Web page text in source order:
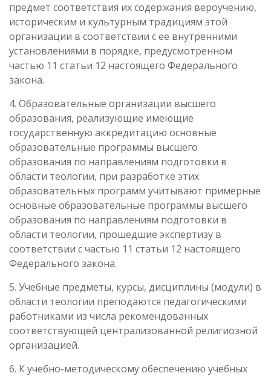
предмет соответствия их содержания вероучению,
историческим и культурным традициям этой
организации в соответствии с ее внутренними
установлениями в порядке, предусмотренном
частью 11 статьи 12 настоящего Федерального
закона.
4. Образовательные организации высшего
образования, реализующие имеющие
государственную аккредитацию основные
образовательные программы высшего
образования по направлениям подготовки в
области теологии, при разработке этих
образовательных программ учитывают примерные
основные образовательные программы высшего
образования по направлениям подготовки в
области теологии, прошедшие экспертизу в
соответствии с частью 11 статьи 12 настоящего
Федерального закона.
5. Учебные предметы, курсы, дисциплины (модули) в
области теологии преподаются педагогическими
работниками из числа рекомендованных
соответствующей централизованной религиозной
организацией.
6. К учебно-методическому обеспечению учебных